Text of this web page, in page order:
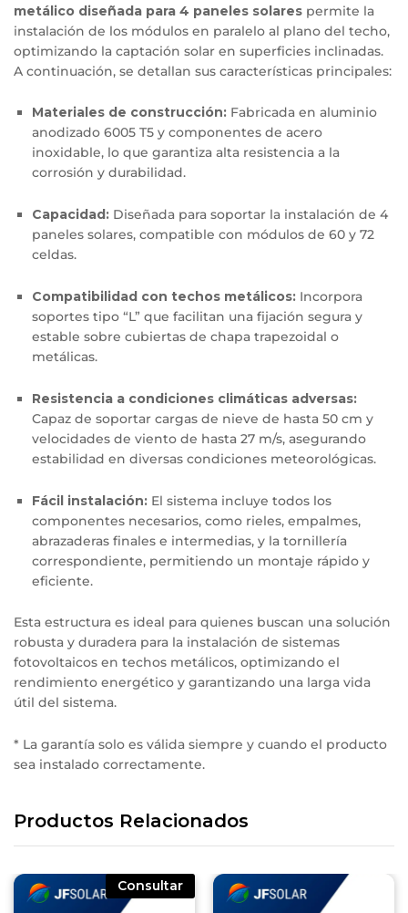
metálico diseñada para 4 paneles solares permite la
instalación de los módulos en paralelo al plano del techo,
optimizando la captación solar en superficies inclinadas.
A continuación, se detallan sus características principales:​
Materiales de construcción: Fabricada en aluminio
anodizado 6005 T5 y componentes de acero
inoxidable, lo que garantiza alta resistencia a la
corrosión y durabilidad.
Capacidad: Diseñada para soportar la instalación de 4
paneles solares, compatible con módulos de 60 y 72
celdas.
Compatibilidad con techos metálicos: Incorpora
soportes tipo “L” que facilitan una fijación segura y
estable sobre cubiertas de chapa trapezoidal o
metálicas.
Resistencia a condiciones climáticas adversas:
Capaz de soportar cargas de nieve de hasta 50 cm y
velocidades de viento de hasta 27 m/s, asegurando
estabilidad en diversas condiciones meteorológicas.
Fácil instalación: El sistema incluye todos los
componentes necesarios, como rieles, empalmes,
abrazaderas finales e intermedias, y la tornillería
correspondiente, permitiendo un montaje rápido y
eficiente.
Esta estructura es ideal para quienes buscan una solución
robusta y duradera para la instalación de sistemas
fotovoltaicos en techos metálicos, optimizando el
rendimiento energético y garantizando una larga vida
útil del sistema.
* La garantía solo es válida siempre y cuando el producto
sea instalado correctamente.
Productos Relacionados
Consultar